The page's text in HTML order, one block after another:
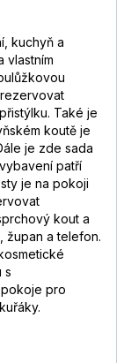
kuchyň a
vlastním
Také je
koutě je
je zde sada
patří
je na pokoji
kout a
župan a telefon.
s
pro